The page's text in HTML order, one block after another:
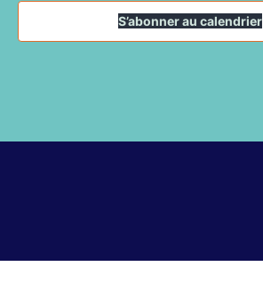
S’abonner au calendrier